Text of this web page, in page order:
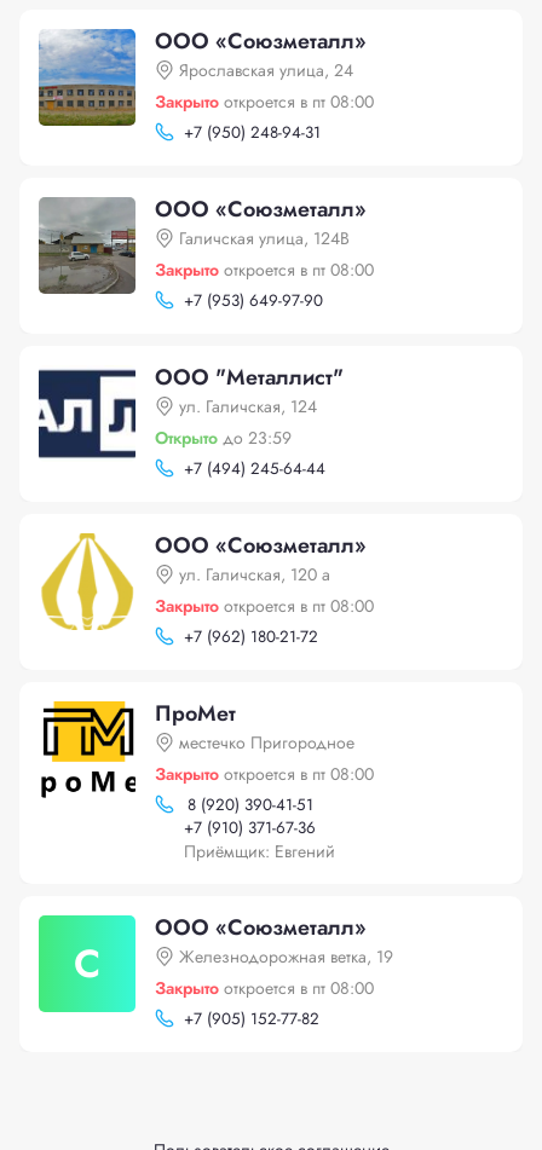
ООО «Союзметалл»
Ярославская улица, 24
Закрыто откроется в пт 08:00
+7 (950) 248-94-31
ООО «Союзметалл»
Галичская улица, 124В
Закрыто откроется в пт 08:00
+7 (953) 649-97-90
ООО "Металлист"
ул. Галичская, 124
Открыто до 23:59
+7 (494) 245-64-44
ООО «Союзметалл»
ул. Галичская, 120 а
Закрыто откроется в пт 08:00
+7 (962) 180-21-72
ПроМет
местечко Пригородное
Закрыто откроется в пт 08:00
8 (920) 390-41-51
+7 (910) 371-67-36
Приёмщик: Евгений
С
ООО «Союзметалл»
Железнодорожная ветка, 19
Закрыто откроется в пт 08:00
+7 (905) 152-77-82